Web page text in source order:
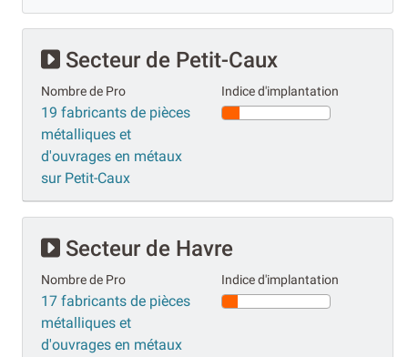
Secteur de Petit-Caux
Nombre de Pro
19 fabricants de pièces
métalliques et
d'ouvrages en métaux
sur Petit-Caux
Indice d'implantation
Secteur de Havre
Nombre de Pro
17 fabricants de pièces
métalliques et
d'ouvrages en métaux
Indice d'implantation